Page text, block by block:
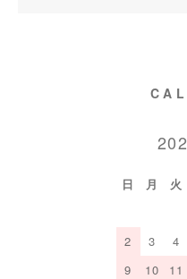
日 月 火
2
3 4
9
10 11